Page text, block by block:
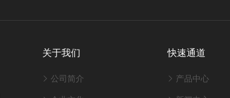
关于我们
公司简介
快速通道
产品中心